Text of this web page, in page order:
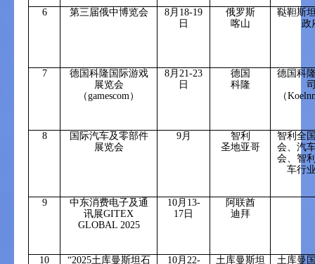
6 第三届俄中博览会 8月 18-19
日
俄罗斯
喀山
鞑靼斯
政
7
德国科隆国际游戏
展览会
（gamescom）
8月 21-23
日
德国
科隆
德国科
（
8
国际汽车及零部件
展览会
9月
智利
圣地亚哥
智利全
会、汽
会、智
车行
9
中东消费电子及通
讯展GITEX
GLOBAL 2025
10月 13-
17 日
阿联酋
迪拜
10 “2025土库曼斯坦石
10月 22-
土库曼斯坦
土库曼